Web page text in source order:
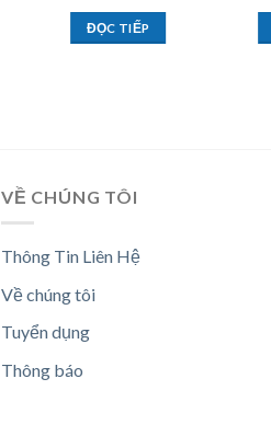
ĐỌC TIẾP
VỀ CHÚNG TÔI
Thông Tin Liên Hệ
Về chúng tôi
Tuyển dụng
Thông báo